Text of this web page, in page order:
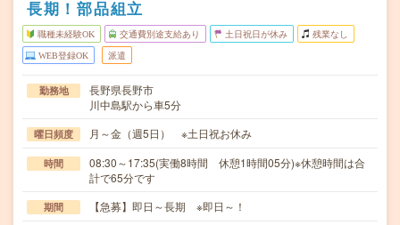
長期！部品組立
職種未経験OK 交通費別途支給あり 土日祝日が休み 残業なし
WEB登録OK 派遣
勤務地
長野県長野市
川中島駅から車5分
曜日頻度 月～金（週5日） ※土日祝お休み
時間
08:30～17:35(実働8時間 休憩1時間05分)※休憩時間は合
計で65分です
期間 【急募】即日～長期 ※即日～！